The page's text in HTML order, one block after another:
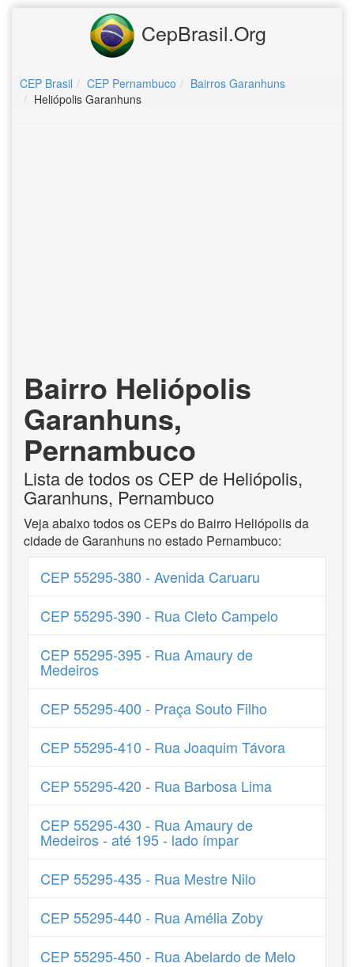
CepBrasil.Org
CEP Brasil CEP Pernambuco
Bairros Garanhuns
Heliópolis Garanhuns
Bairro Heliópolis
Garanhuns,
Pernambuco
Lista de todos os CEP de Heliópolis,
Garanhuns, Pernambuco
Veja abaixo todos os CEPs do Bairro Heliópolis da
cidade de Garanhuns no estado Pernambuco:
CEP 55295-380 - Avenida Caruaru
CEP 55295-390 - Rua Cleto Campelo
CEP 55295-395 - Rua Amaury de
Medeiros
CEP 55295-400 - Praça Souto Filho
CEP 55295-410 - Rua Joaquim Távora
CEP 55295-420 - Rua Barbosa Lima
CEP 55295-430 - Rua Amaury de
Medeiros - até 195 - lado ímpar
CEP 55295-435 - Rua Mestre Nilo
CEP 55295-440 - Rua Amélia Zoby
CEP 55295-450 - Rua Abelardo de Melo